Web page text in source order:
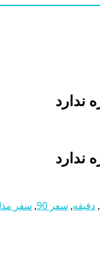
, دقیقه, سفر 90 , سفر